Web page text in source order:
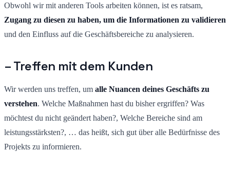
Obwohl wir mit anderen Tools arbeiten können, ist es ratsam,
Zugang zu diesen zu haben, um die Informationen zu validieren
und den Einfluss auf die Geschäftsbereiche zu analysieren.
– Treffen mit dem Kunden
Wir werden uns treffen, um alle Nuancen deines Geschäfts zu
verstehen. Welche Maßnahmen hast du bisher ergriffen? Was
möchtest du nicht geändert haben?, Welche Bereiche sind am
leistungsstärksten?, … das heißt, sich gut über alle Bedürfnisse des
Projekts zu informieren.